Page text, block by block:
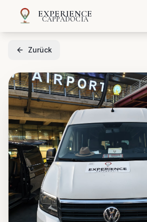
EXPERIENCE
CAPPADOCIA
Zurück